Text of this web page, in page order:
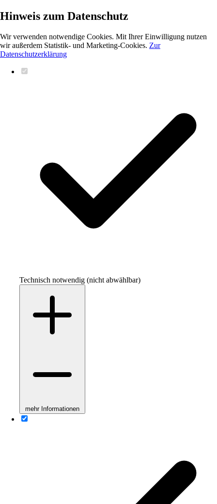
Hinweis zum Datenschutz
Wir verwenden notwendige Cookies. Mit Ihrer Einwilligung nutzen
wir außerdem Statistik- und Marketing-Cookies. Zur
Datenschutzerklärung
Technisch notwendig (nicht abwählbar)
mehr Informationen